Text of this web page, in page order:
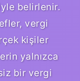
belirlenir.
vergi
kişiler
yalnızca
bir vergi